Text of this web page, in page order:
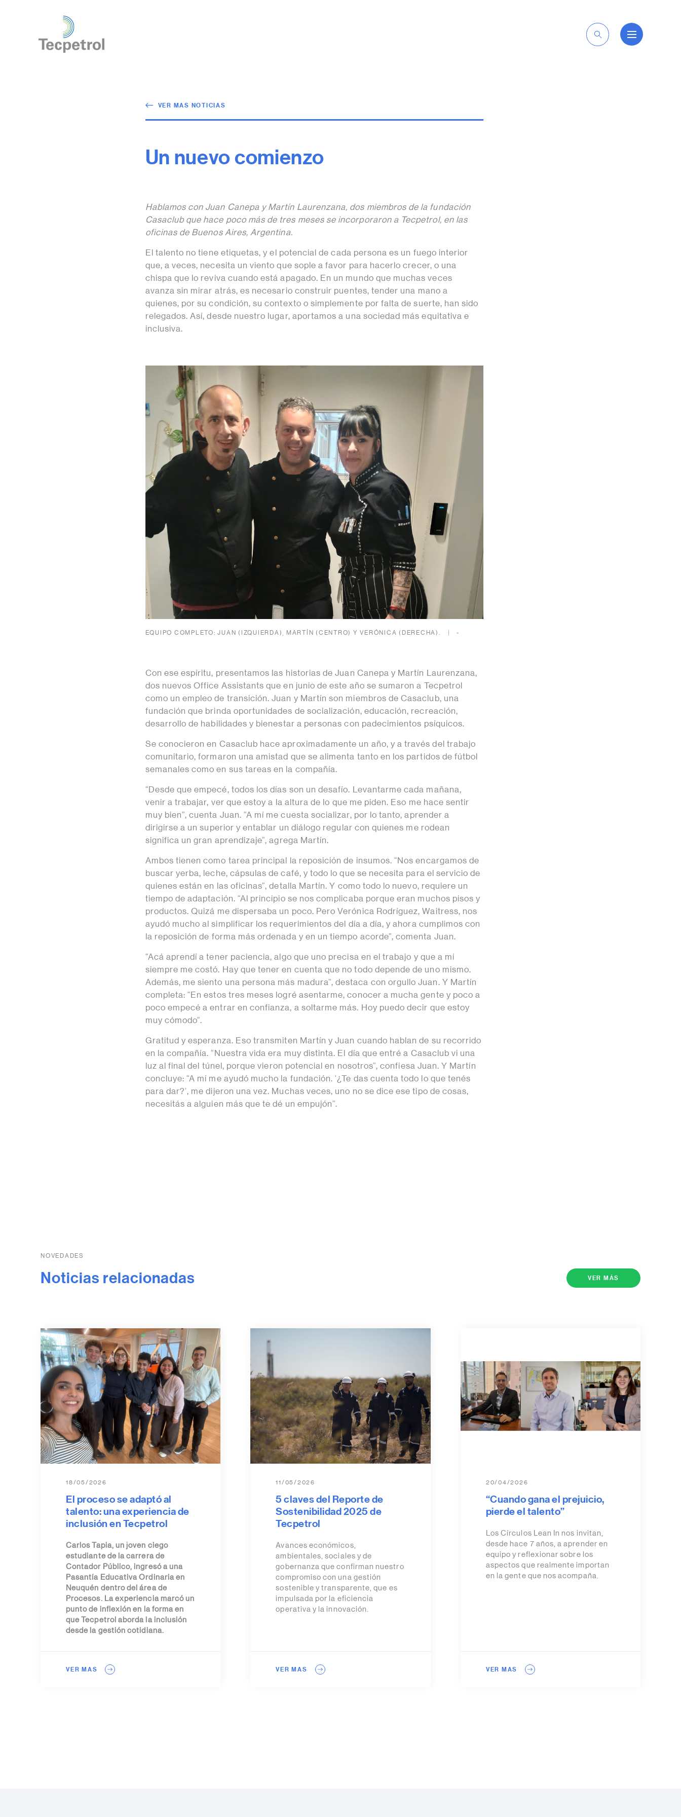
VER MAS NOTICIAS
Un nuevo comienzo
Hablamos con Juan Canepa y Martín Laurenzana, dos miembros de la fundación
Casaclub que hace poco más de tres meses se incorporaron a Tecpetrol, en las
oficinas de Buenos Aires, Argentina.
El talento no tiene etiquetas, y el potencial de cada persona es un fuego interior
que, a veces, necesita un viento que sople a favor para hacerlo crecer, o una
chispa que lo reviva cuando está apagado. En un mundo que muchas veces
avanza sin mirar atrás, es necesario construir puentes, tender una mano a
quienes, por su condición, su contexto o simplemente por falta de suerte, han sido
relegados. Así, desde nuestro lugar, aportamos a una sociedad más equitativa e
inclusiva.
EQUIPO COMPLETO: JUAN (IZQUIERDA), MARTÍN (CENTRO) Y VERÓNICA (DERECHA). -
Con ese espíritu, presentamos las historias de Juan Canepa y Martín Laurenzana,
dos nuevos Office Assistants que en junio de este año se sumaron a Tecpetrol
como un empleo de transición. Juan y Martín son miembros de Casaclub, una
fundación que brinda oportunidades de socialización, educación, recreación,
desarrollo de habilidades y bienestar a personas con padecimientos psíquicos.
Se conocieron en Casaclub hace aproximadamente un año, y a través del trabajo
comunitario, formaron una amistad que se alimenta tanto en los partidos de fútbol
semanales como en sus tareas en la compañía.
“Desde que empecé, todos los días son un desafío. Levantarme cada mañana,
venir a trabajar, ver que estoy a la altura de lo que me piden. Eso me hace sentir
muy bien”, cuenta Juan. “A mí me cuesta socializar, por lo tanto, aprender a
dirigirse a un superior y entablar un diálogo regular con quienes me rodean
significa un gran aprendizaje”, agrega Martín.
Ambos tienen como tarea principal la reposición de insumos. “Nos encargamos de
buscar yerba, leche, cápsulas de café, y todo lo que se necesita para el servicio de
quienes están en las oficinas”, detalla Martín. Y como todo lo nuevo, requiere un
tiempo de adaptación. “Al principio se nos complicaba porque eran muchos pisos y
productos. Quizá me dispersaba un poco. Pero Verónica Rodríguez, Waitress, nos
ayudó mucho al simplificar los requerimientos del día a día, y ahora cumplimos con
la reposición de forma más ordenada y en un tiempo acorde”, comenta Juan.
“Acá aprendí a tener paciencia, algo que uno precisa en el trabajo y que a mí
siempre me costó. Hay que tener en cuenta que no todo depende de uno mismo.
Además, me siento una persona más madura”, destaca con orgullo Juan. Y Martín
completa: “En estos tres meses logré asentarme, conocer a mucha gente y poco a
poco empecé a entrar en confianza, a soltarme más. Hoy puedo decir que estoy
muy cómodo”.
Gratitud y esperanza. Eso transmiten Martín y Juan cuando hablan de su recorrido
en la compañía. “Nuestra vida era muy distinta. El día que entré a Casaclub vi una
luz al final del túnel, porque vieron potencial en nosotros”, confiesa Juan. Y Martín
concluye: “A mí me ayudó mucho la fundación. ‘¿Te das cuenta todo lo que tenés
para dar?’, me dijeron una vez. Muchas veces, uno no se dice ese tipo de cosas,
necesitás a alguien más que te dé un empujón”.
NOVEDADES
Noticias relacionadas VER MÁS
18/05/2026
El proceso se adaptó al
talento: una experiencia de
inclusión en Tecpetrol
Carlos Tapia, un joven ciego
estudiante de la carrera de
Contador Público, ingresó a una
Pasantía Educativa Ordinaria en
Neuquén dentro del área de
Procesos. La experiencia marcó un
punto de inflexión en la forma en
que Tecpetrol aborda la inclusión
desde la gestión cotidiana.
VER MAS
11/05/2026
5 claves del Reporte de
Sostenibilidad 2025 de
Tecpetrol
Avances económicos,
ambientales, sociales y de
gobernanza que confirman nuestro
compromiso con una gestión
sostenible y transparente, que es
impulsada por la eficiencia
operativa y la innovación.
VER MAS
20/04/2026
“Cuando gana el prejuicio,
pierde el talento”
Los Círculos Lean In nos invitan,
desde hace 7 años, a aprender en
equipo y reflexionar sobre los
aspectos que realmente importan
en la gente que nos acompaña.
VER MAS